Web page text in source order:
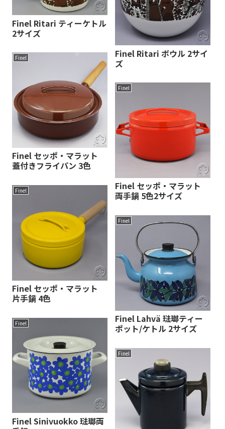
Finel Ritari ティーケトル
2サイズ
Finel Ritari ボウル 2サイ
ズ
Finel
Finel セッポ・マラット
蓋付きフライパン 3色
Finel
Finel セッポ・マラット
両手鍋 5色2サイズ
Finel
Finel セッポ・マラット
片手鍋 4色
Finel
Finel Lahvä 琺瑯ティー
ポット/ケトル 2サイズ
Finel
Finel Sinivuokko 琺瑯両
Finel